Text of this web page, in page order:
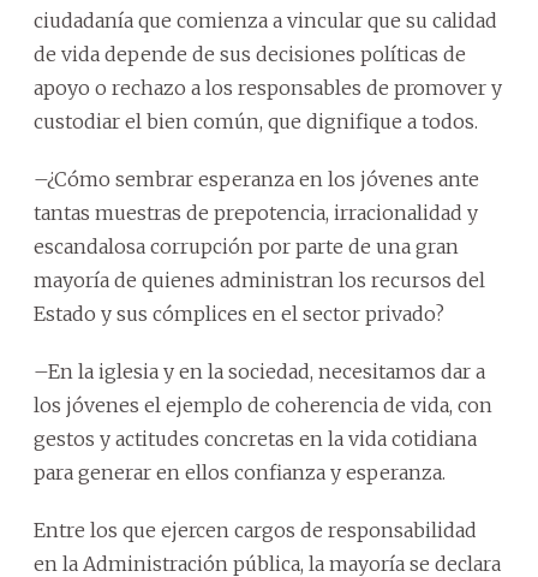
ciudadanía que comienza a vincular que su calidad
de vida depende de sus decisiones políticas de
apoyo o rechazo a los responsables de promover y
custodiar el bien común, que dignifique a todos.
–¿Cómo sembrar esperanza en los jóvenes ante
tantas muestras de prepotencia, irracionalidad y
escandalosa corrupción por parte de una gran
mayoría de quienes administran los recursos del
Estado y sus cómplices en el sector privado?
–En la iglesia y en la sociedad, necesitamos dar a
los jóvenes el ejemplo de coherencia de vida, con
gestos y actitudes concretas en la vida cotidiana
para generar en ellos confianza y esperanza.
Entre los que ejercen cargos de responsabilidad
en la Administración pública, la mayoría se declara